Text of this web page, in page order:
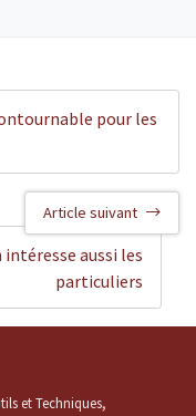
pour les
Article suivant
aussi les
particuliers
et Techniques